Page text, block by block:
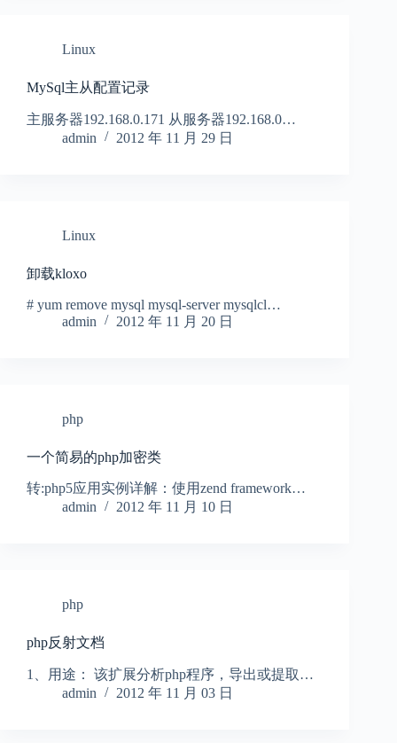
Linux
MySql主从配置记录
主服务器192.168.0.171 从服务器192.168.0…
admin
2012 年 11 月 29 日
Linux
卸载kloxo
# yum remove mysql mysql-server mysqlcl…
admin
2012 年 11 月 20 日
php
一个简易的php加密类
转:php5应用实例详解：使用zend framework…
admin
2012 年 11 月 10 日
php
php反射文档
1、用途： 该扩展分析php程序，导出或提取…
admin
2012 年 11 月 03 日